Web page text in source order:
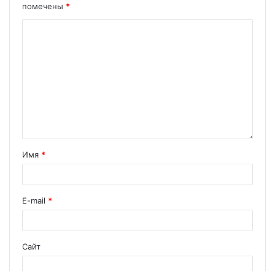
помечены *
Имя *
E-mail *
Сайт